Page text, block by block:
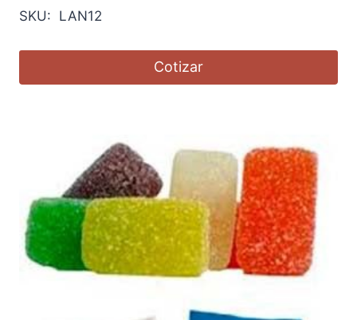
SKU: LAN12
Cotizar